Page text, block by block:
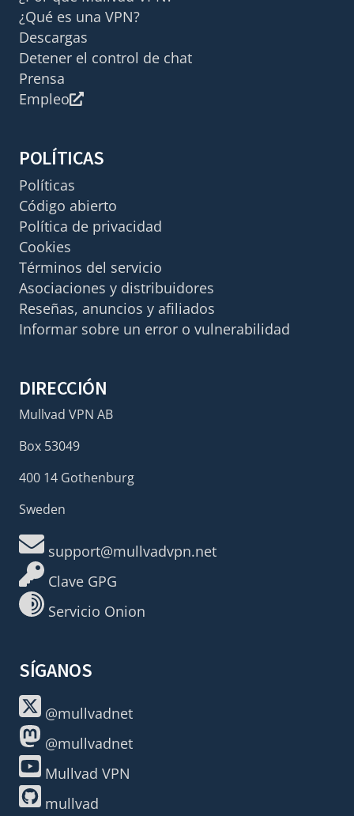
¿Qué es una VPN?
Descargas
Detener el control de chat
Prensa
Empleo
POLÍTICAS
Políticas
Código abierto
Política de privacidad
Cookies
Términos del servicio
Asociaciones y distribuidores
Reseñas, anuncios y afiliados
Informar sobre un error o vulnerabilidad
DIRECCIÓN
Mullvad VPN AB
Box 53049
400 14 Gothenburg
Sweden
support@mullvadvpn.net
Clave GPG
Servicio Onion
SÍGANOS
@mullvadnet
@mullvadnet
Mullvad VPN
mullvad